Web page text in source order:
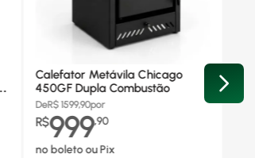
Calefator Metávila Chicago
450GF Dupla Combustão
DeR$ 1599,90por
R$999,90
no boleto ou Pix